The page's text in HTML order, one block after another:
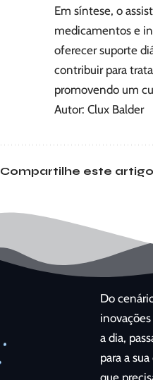
Em síntese, o
medicamentos e
oferecer suporte
contribuir para
promovendo um
Autor: Clux Balder
Compartilhe este artigo
Do
a dia,
para a